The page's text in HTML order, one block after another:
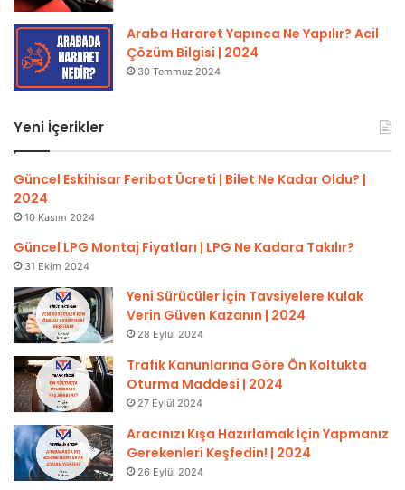
Araba Hararet Yapınca Ne Yapılır? Acil
Çözüm Bilgisi | 2024
30 Temmuz 2024
Yeni İçerikler
Güncel Eskihisar Feribot Ücreti | Bilet Ne Kadar Oldu? |
2024
10 Kasım 2024
Güncel LPG Montaj Fiyatları | LPG Ne Kadara Takılır?
31 Ekim 2024
Yeni Sürücüler İçin Tavsiyelere Kulak
Verin Güven Kazanın | 2024
28 Eylül 2024
Trafik Kanunlarına Göre Ön Koltukta
Oturma Maddesi | 2024
27 Eylül 2024
Aracınızı Kışa Hazırlamak İçin Yapmanız
Gerekenleri Keşfedin! | 2024
26 Eylül 2024